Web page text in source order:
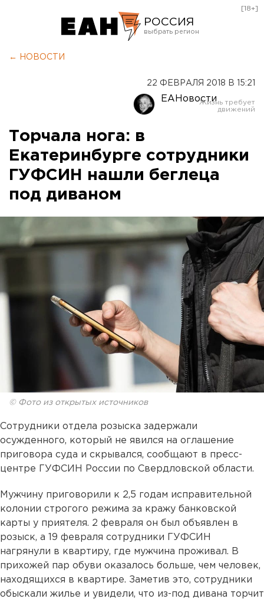
РОССИЯ
Оренбург
[18+]
← НОВОСТИ
22 ФЕВРАЛЯ 2018 В 15:21
ЕАНовости
Торчала нога: в
Екатеринбурге сотрудники
ГУФСИН нашли беглеца
под диваном
© Фото из открытых источников
Сотрудники отдела розыска задержали
осужденного, который не явился на оглашение
приговора суда и скрывался, сообщают в пресс-
центре ГУФСИН России по Свердловской области.
Мужчину приговорили к 2,5 годам исправительной
колонии строгого режима за кражу банковской
карты у приятеля. 2 февраля он был объявлен в
розыск, а 19 февраля сотрудники ГУФСИН
нагрянули в квартиру, где мужчина проживал. В
прихожей пар обуви оказалось больше, чем человек,
находящихся в квартире. Заметив это, сотрудники
обыскали жилье и увидели, что из-под дивана торчит